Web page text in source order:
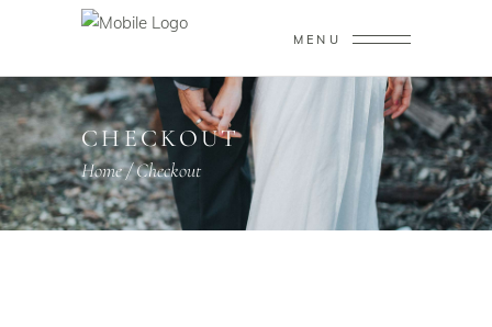
MENU
CHECKOUT
Home/Checkout